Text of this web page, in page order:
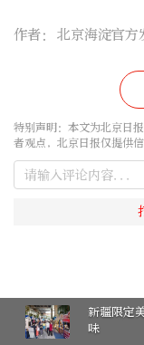
作者： 北京海淀官方
特别声明：本文为北京日
者观点，北京日报仅提供
新疆限定
味